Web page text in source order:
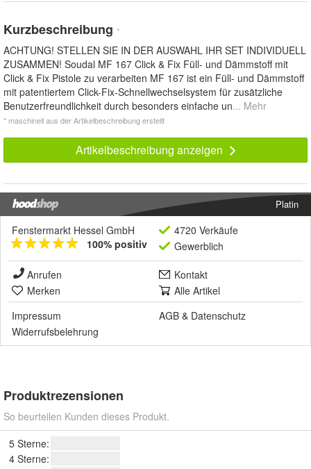
Kurzbeschreibung *
ACHTUNG! STELLEN SIE IN DER AUSWAHL IHR SET INDIVIDUELL
ZUSAMMEN! Soudal MF 167 Click & Fix Füll- und Dämmstoff mit
Click & Fix Pistole zu verarbeiten MF 167 ist ein Füll- und Dämmstoff
mit patentiertem Click-Fix-Schnellwechselsystem für zusätzliche
Benutzerfreundlichkeit durch besonders einfache un... Mehr
* maschinell aus der Artikelbeschreibung erstellt
Artikelbeschreibung anzeigen
Platin
Fenstermarkt Hessel GmbH
100% positiv
4720 Verkäufe
Gewerblich
Anrufen
Kontakt
Merken
Alle Artikel
Impressum
AGB & Datenschutz
Widerrufsbelehrung
Produktrezensionen
So beurteilen Kunden dieses Produkt.
5 Sterne:
4 Sterne: